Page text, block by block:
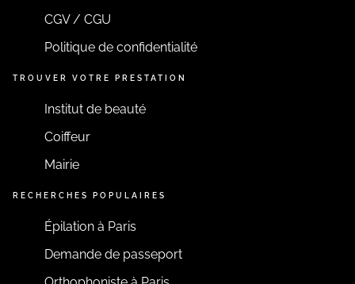
CGV / CGU
Politique de confidentialité
TROUVER VOTRE PRESTATION
Institut de beauté
Coiffeur
Mairie
RECHERCHES POPULAIRES
Épilation à Paris
Demande de passeport